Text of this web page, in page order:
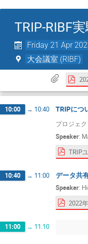
TRIP-RIBF
Friday 21 Apr
大会議室 (RIBF)
10:00 → 10:40 TRIPにつ
プロジェ
Speaker:
10:40 → 11:00 データ共
Speaker:
11:00 → 11:10